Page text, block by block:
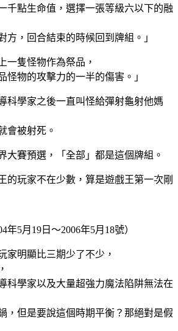
千點生命值，選擇一張等級六以下的融
方，回合結束的時候回到牌組。」
一隻怪物作為祭品，
怪物的攻擊力的一半的傷害。」
科學家之後一直叫怪給彈射龜射他媽
會被射死。
大賽預選，「全部」都是這個牌組。
的玩家不在少數，算是遊戲王第一次剛
年5月19日～2006年5月18號）
家明顯比三期少了不少，
科學家以及大量超強力魔法陷阱無法在
，但是要說這個時期平衡？那絕對是假